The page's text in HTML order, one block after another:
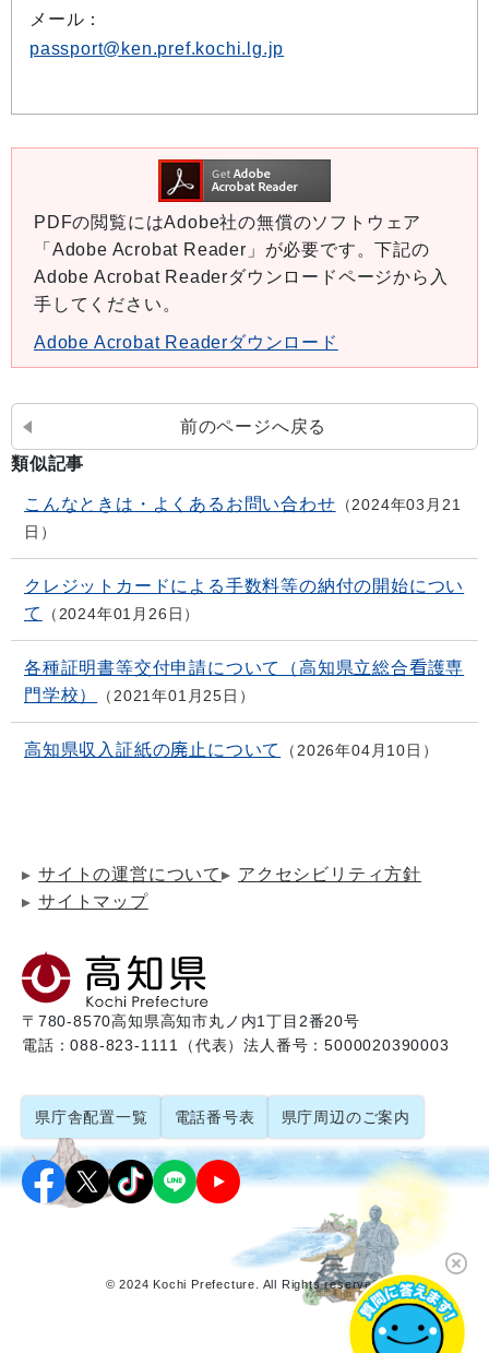
メール：
passport@ken.pref.kochi.lg.jp
PDFの閲覧にはAdobe社の無償のソフトウェア
「Adobe Acrobat Reader」が必要です。下記の
Adobe Acrobat Readerダウンロードページから入
手してください。
Adobe Acrobat Readerダウンロード
前のページへ戻る
類似記事
こんなときは・よくあるお問い合わせ
2024年03月21
日
クレジットカードによる手数料等の納付の開始につい
て
2024年01月26日
各種証明書等交付申請について（高知県立総合看護専
門学校）
2021年01月25日
高知県収入証紙の廃止について 2026年04月10日
サイトの運営について
アクセシビリティ方針
サイトマップ
〒780-8570高知県高知市丸ノ内1丁目2番20号
電話：088-823-1111（代表）法人番号：5000020390003
県庁舎配置一覧 電話番号表 県庁周辺のご案内
© 2024 Kochi Prefecture. All Rights reserved.